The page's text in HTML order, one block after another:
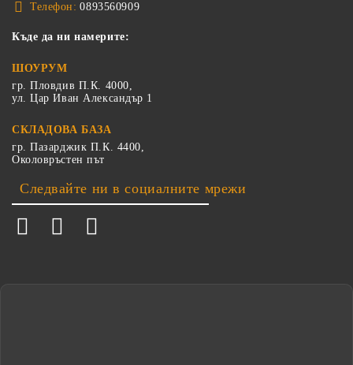
Телефон: 0893560909
Къде да ни намерите:
ШОУРУМ
гр. Пловдив П.К. 4000,
ул. Цар Иван Александър 1
СКЛАДОВА БАЗА
гр. Пазарджик П.К. 4400,
Околовръстен път
Следвайте ни в социалните мрежи